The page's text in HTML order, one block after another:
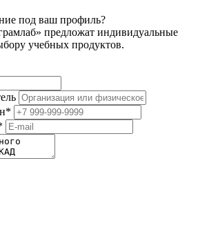
под ваш профиль?
предложат индивидуальные
учебных продуктов.
*